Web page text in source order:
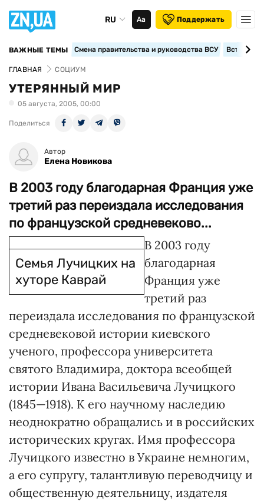
RU Аа Поддержать
ВАЖНЫЕ ТЕМЫ Смена правительства и руководства ВСУ
ГЛАВНАЯ СОЦИУМ
УТЕРЯННЫЙ МИР
05 августа, 2005, 00:00
Поделиться
Автор
Елена Новикова
В 2003 году благодарная Франция уже
третий раз переиздала исследования
по французской средневеково...
Семья Лучицких на
хуторе Каврай
В 2003 году
благодарная
Франция уже
третий раз
переиздала исследования по французской
средневековой истории киевского
ученого, профессора университета
святого Владимира, доктора всеобщей
истории Ивана Васильевича Лучицкого
(1845—1918). К его научному наследию
неоднократно обращались и в российских
исторических кругах. Имя профессора
Лучицкого известно в Украине немногим,
а его супругу, талантливую переводчицу и
общественную деятельницу, издателя